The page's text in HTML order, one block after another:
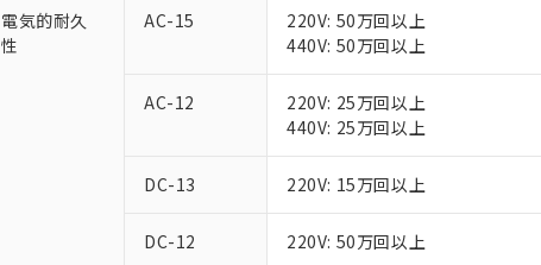
電気的耐久
性
AC-15
220V: 50万回以上
440V: 50万回以上
AC-12
220V: 25万回以上
440V: 25万回以上
DC-13 220V: 15万回以上
DC-12 220V: 50万回以上